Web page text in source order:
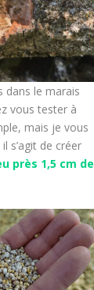
dans le marais
vous tester à
mais je vous
s’agit de créer
près 1,5 cm de